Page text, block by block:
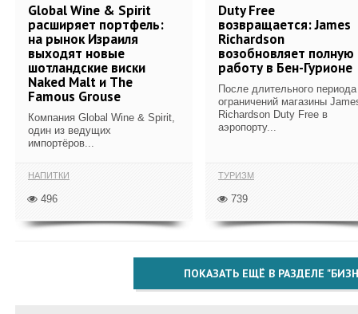
Global Wine & Spirit
расширяет портфель:
на рынок Израиля
выходят новые
шотландские виски
Naked Malt и The
Famous Grouse
Компания Global Wine & Spirit,
один из ведущих
импортёров...
НАПИТКИ
496
Duty Free
возвращается: James
Richardson
возобновляет полную
работу в Бен-Гурионе
После длительного периода
ограничений магазины
Richardson Duty Free в
аэропорту...
ТУРИЗМ
739
ПОКАЗАТЬ ЕЩЁ В РАЗДЕЛЕ